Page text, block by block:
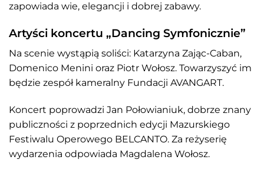
zapowiada wie, elegancji i dobrej zabawy.
Artyści koncertu „Dancing Symfonicznie”
Na scenie wystąpią soliści: Katarzyna Zając-Caban,
Domenico Menini oraz Piotr Wołosz. Towarzyszyć im
będzie zespół kameralny Fundacji AVANGART.
Koncert poprowadzi Jan Połowianiuk, dobrze znany
publiczności z poprzednich edycji Mazurskiego
Festiwalu Operowego BELCANTO. Za reżyserię
wydarzenia odpowiada Magdalena Wołosz.